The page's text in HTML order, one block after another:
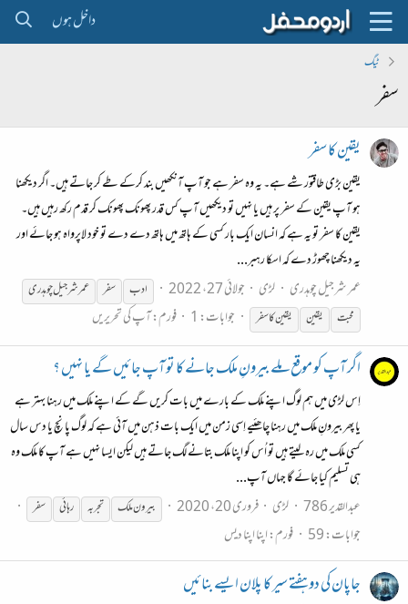
داخل ہوں
ٹیگ
سفر
یقین کا سفر
یقین بڑی طاقتور شے ہے۔ یہ وہ سفر ہے جو آپ آنکھیں بند کرکے طے کر جاتے ہیں۔ اگر دیکھنا
ہو آپ یقین کے سفر پر ہیں یا نہیں تو دیکھیں آپ کس قدر پھونک پھونک کر قدم رکھ رہیں ہیں۔
یقین کا سفر تو یہ ہے کہ انسان ایک بار کسی کے ہاتھ میں ہاتھ دے دے تو خود لاپرواہ ہو جائے اور
یہ دیکھنا چھوڑ دے کہ اسکا رہبر...
عمر شرجیل چوہدری
لڑی جولائی 27، 2022 ادب سفر
عمر شرجیل چوہدری
محبت
یقین یقین کاسفر جوابات: 1 فورم:آپ کی تحریریں
اگر آپ کو موقع ملے بیرونِ ملک جانے کا تو آپ جائیں گے یا نہیں ؟
اِس لڑی میں ہم لوگ اپنے ملک کے بارے میں بات کریں گے کے اپنے ملک میں رہنا بہتر ہے
یا پھر بیرونِ ملک میں رہنا چاھئیے اِسی زمن میں ایک بات ذہن میں آئی ہے کہ لوگ پانچ یا دس سال
کسی ملک میں رہ لیتے ہیں تو اُس کو اپنا ملک بتانے لگ جاتے ہیں لیکن ایسا نہیں ہے آپ کا ملک وہ
ہی تسلیم کیا جائے گا جہاں آپ...
عبدالقدیر 786
لڑی فروری 20، 2020 بیرون ملک تجربہ رہائی سفر
جوابات: 59 فورم:اپنا اپنا دیس
جاپان کی دو ہفتے سیر کا پلان ایسے بنائیں